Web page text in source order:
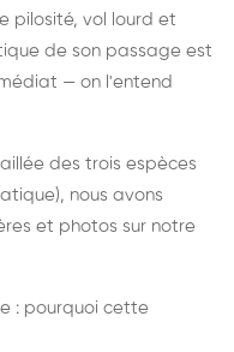
pilosité, vol lourd et
de son passage est
— on l'entend
des trois espèces
nous avons
et photos sur notre
: pourquoi cette